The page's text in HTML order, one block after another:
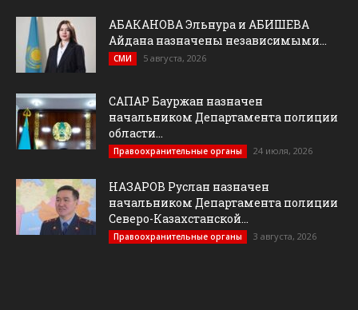
АБАКАНОВА Эльнура и АБИШЕВА
Айдана назначены независимыми...
СМИ 5 августа, 2026
САПАР Бауржан назначен
начальником Департамента полиции
области...
Правоохранительные органы 24 июля, 2026
НАЗАРОВ Руслан назначен
начальником Департамента полиции
Северо-Казахстанской...
Правоохранительные органы 3 августа, 2026